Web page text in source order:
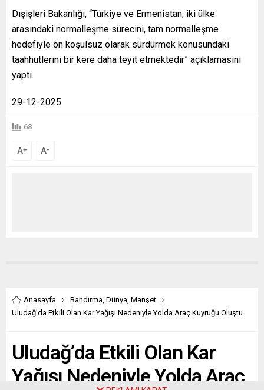
Dışişleri Bakanlığı, “Türkiye ve Ermenistan, iki ülke
arasındaki normalleşme sürecini, tam normalleşme
hedefiyle ön koşulsuz olarak sürdürmek konusundaki
taahhütlerini bir kere daha teyit etmektedir” açıklamasını
yaptı.
29-12-2025
68
A+ A-
Anasayfa Bandırma Dünya Manşet
Uludağ’da Etkili Olan Kar Yağışı Nedeniyle Yolda Araç Kuyruğu Oluştu
Uludağ’da Etkili Olan Kar
Yağışı Nedeniyle Yolda Araç